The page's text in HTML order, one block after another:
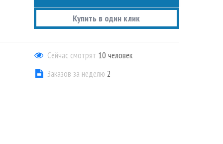
Купить в один клик
Сейчас смотрят 10 человек
Заказов за неделю 2